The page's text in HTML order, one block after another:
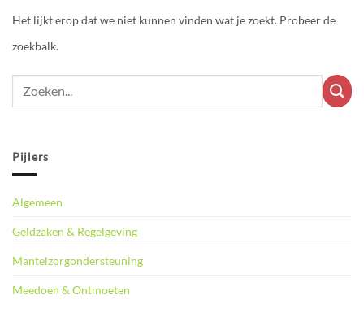
Pijlers
Algemeen
Geldzaken & Regelgeving
Mantelzorgondersteuning
Meedoen & Ontmoeten
Het lijkt erop dat we niet kunnen vinden wat je zoekt. Probeer de
zoekbalk.